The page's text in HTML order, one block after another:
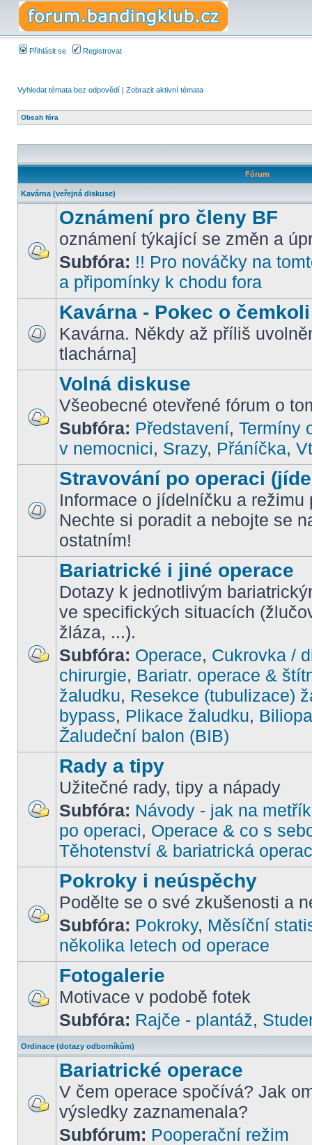
Přihlásit se Registrovat
Vyhledat témata bez odpovědí | Zobrazit aktivní témata
Obsah fóra
Fórum
Kavárna (veřejná diskuse)
Oznámení pro členy BF
oznámení týkající se změn a
Subfóra: !! Pro nováčky na
a připomínky k chodu fora
Kavárna - Pokec o čemkoli
Kavárna. Někdy až příliš
tlachárna]
Volná diskuse
Všeobecné otevřené fórum o
Subfóra: Představení, Termíny
v nemocnici, Srazy, Přáníčka,
Stravování po operaci
Informace o jídelníčku a režimu
Nechte si poradit a nebojte se
ostatním!
Bariatrické i jiné operace
Dotazy k jednotlivým
ve specifických situacích
žláza, ...).
Subfóra: Operace, Cukrovka /
chirurgie, Bariatr. operace &
žaludku, Resekce (tubulizace)
bypass, Plikace žaludku,
Žaludeční balon (BIB)
Rady a tipy
Užitečné rady, tipy a nápady
Subfóra: Návody - jak na
po operaci, Operace & co s
Těhotenství & bariatrická
Pokroky i neúspěchy
Podělte se o své zkušenosti a
Subfóra: Pokroky, Měsíční
několika letech od operace
Fotogalerie
Motivace v podobě fotek
Subfóra: Rajče - plantáž,
Ordinace (dotazy odborníkům)
Bariatrické operace
V čem operace spočívá? Jak
výsledky zaznamenala?
Subfórum: Pooperační režim